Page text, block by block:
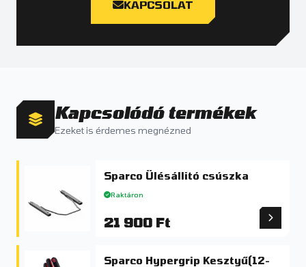
KAPCSOLAT
Kapcsolódó termékek
Ezeket is érdemes megnézned
Sparco Ülésállitó csúszka
Raktáron
21 900 Ft
Sparco Hypergrip Kesztyű(12-